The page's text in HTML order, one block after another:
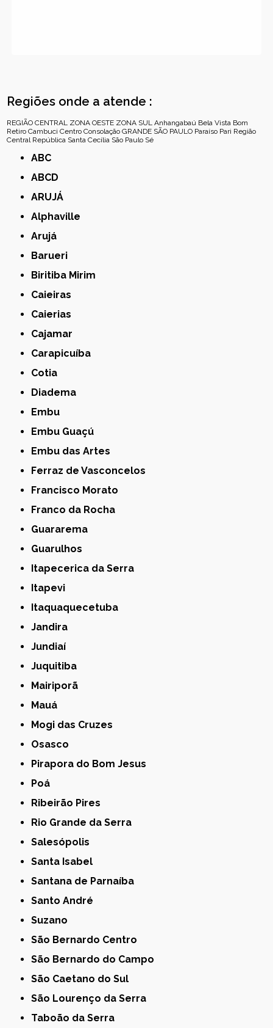
Regiões onde a atende :
REGIÃO CENTRAL ZONA OESTE ZONA SUL Anhangabaú Bela Vista Bom
Retiro Cambuci Centro Consolação GRANDE SÃO PAULO Paraíso Pari Região
Central República Santa Cecília São Paulo Sé
ABC
ABCD
ARUJÁ
Alphaville
Arujá
Barueri
Biritiba Mirim
Caieiras
Caierias
Cajamar
Carapicuíba
Cotia
Diadema
Embu
Embu Guaçú
Embu das Artes
Ferraz de Vasconcelos
Francisco Morato
Franco da Rocha
Guararema
Guarulhos
Itapecerica da Serra
Itapevi
Itaquaquecetuba
Jandira
Jundiaí
Juquitiba
Mairiporã
Mauá
Mogi das Cruzes
Osasco
Pirapora do Bom Jesus
Poá
Ribeirão Pires
Rio Grande da Serra
Salesópolis
Santa Isabel
Santana de Parnaíba
Santo André
Suzano
São Bernardo Centro
São Bernardo do Campo
São Caetano do Sul
São Lourenço da Serra
Taboão da Serra